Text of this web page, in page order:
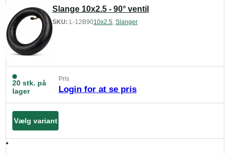
Slange 10x2.5 - 90° ventil
SKU: L-12B9010x2.5, Slanger
20 stk. på
lager
Pris
Login for at se pris
Vælg variant